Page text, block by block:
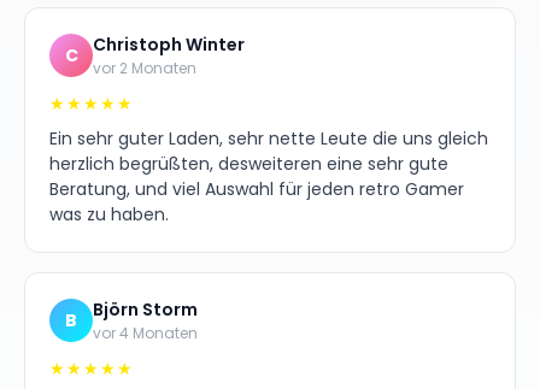
C Christoph Winter
vor 2 Monaten
★★★★★
Ein sehr guter Laden, sehr nette Leute die uns gleich
herzlich begrüßten, desweiteren eine sehr gute
Beratung, und viel Auswahl für jeden retro Gamer
was zu haben.
B Björn Storm
vor 4 Monaten
★★★★★